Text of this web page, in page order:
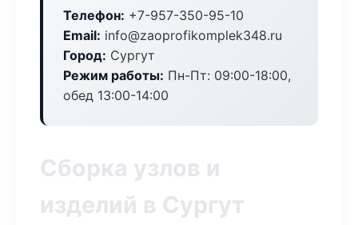
Телефон: +7-957-350-95-10
Email: info@zaoprofikomplek348.ru
Город: Сургут
Режим работы: Пн-Пт: 09:00-18:00,
обед 13:00-14:00
Сборка узлов и
изделий в Сургут